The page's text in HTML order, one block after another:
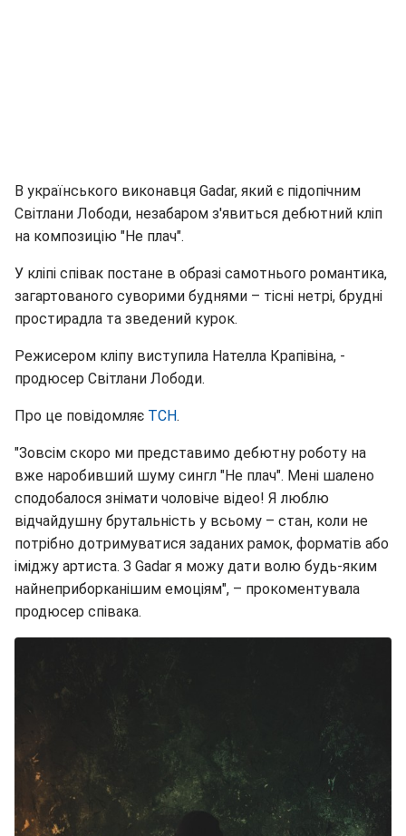
В українського виконавця Gadar, який є підопічним
Світлани Лободи, незабаром з'явиться дебютний кліп
на композицію "Не плач".
У кліпі співак постане в образі самотнього романтика,
загартованого суворими буднями – тісні нетрі, брудні
простирадла та зведений курок.
Режисером кліпу виступила Нателла Крапівіна, -
продюсер Світлани Лободи.
Про це повідомляє ТСН.
"Зовсім скоро ми представимо дебютну роботу на
вже наробивший шуму сингл "Не плач". Мені шалено
сподобалося знімати чоловіче відео! Я люблю
відчайдушну брутальність у всьому – стан, коли не
потрібно дотримуватися заданих рамок, форматів або
іміджу артиста. З Gadar я можу дати волю будь-яким
найнеприборканішим емоціям", – прокоментувала
продюсер співака.